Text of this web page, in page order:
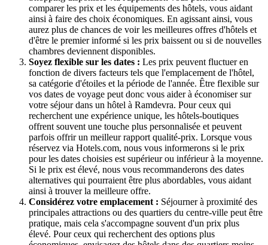
comparer les prix et les équipements des hôtels, vous aidant
ainsi à faire des choix économiques. En agissant ainsi, vous
aurez plus de chances de voir les meilleures offres d'hôtels et
d'être le premier informé si les prix baissent ou si de nouvelles
chambres deviennent disponibles.
Soyez flexible sur les dates : Les prix peuvent fluctuer en
fonction de divers facteurs tels que l'emplacement de l'hôtel,
sa catégorie d'étoiles et la période de l'année. Être flexible sur
vos dates de voyage peut donc vous aider à économiser sur
votre séjour dans un hôtel à Ramdevra. Pour ceux qui
recherchent une expérience unique, les hôtels-boutiques
offrent souvent une touche plus personnalisée et peuvent
parfois offrir un meilleur rapport qualité-prix. Lorsque vous
réservez via Hotels.com, nous vous informerons si le prix
pour les dates choisies est supérieur ou inférieur à la moyenne.
Si le prix est élevé, nous vous recommanderons des dates
alternatives qui pourraient être plus abordables, vous aidant
ainsi à trouver la meilleure offre.
Considérez votre emplacement : Séjourner à proximité des
principales attractions ou des quartiers du centre-ville peut être
pratique, mais cela s'accompagne souvent d'un prix plus
élevé. Pour ceux qui recherchent des options plus